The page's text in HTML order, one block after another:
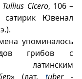
Cicero, 106 –
Ювенал
упоминалось
грибов с
латинским
» (лат. tuber -